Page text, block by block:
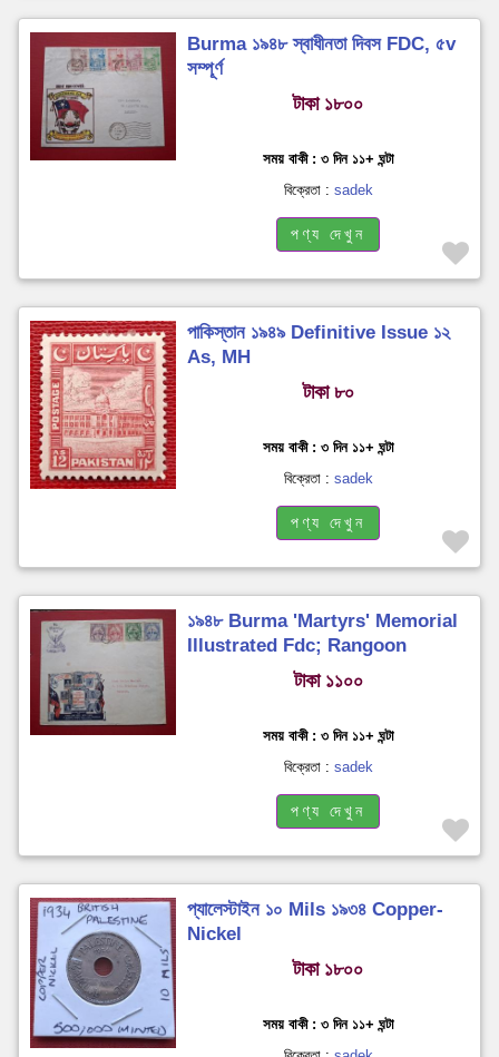
Burma ১৯৪৮ স্বাধীনতা দিবস FDC, ৫v
সম্পূর্ণ
টাকা ১৮০০
সময় বাকী : ৩ দিন ১১+ ঘন্টা
বিক্রেতা : sadek
পণ্য দেখুন
পাকিস্তান ১৯৪৯ Definitive Issue ১২
As, MH
টাকা ৮০
সময় বাকী : ৩ দিন ১১+ ঘন্টা
বিক্রেতা : sadek
পণ্য দেখুন
১৯৪৮ Burma 'Martyrs' Memorial
Illustrated Fdc; Rangoon
টাকা ১১০০
সময় বাকী : ৩ দিন ১১+ ঘন্টা
বিক্রেতা : sadek
পণ্য দেখুন
প্যালেস্টাইন ১০ Mils ১৯৩৪ Copper-
Nickel
টাকা ১৮০০
সময় বাকী : ৩ দিন ১১+ ঘন্টা